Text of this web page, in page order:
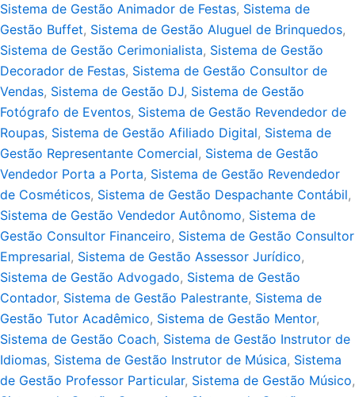
Sistema de Gestão Animador de Festas, Sistema de
Gestão Buffet, Sistema de Gestão Aluguel de Brinquedos,
Sistema de Gestão Cerimonialista, Sistema de Gestão
Decorador de Festas, Sistema de Gestão Consultor de
Vendas, Sistema de Gestão DJ, Sistema de Gestão
Fotógrafo de Eventos, Sistema de Gestão Revendedor de
Roupas, Sistema de Gestão Afiliado Digital, Sistema de
Gestão Representante Comercial, Sistema de Gestão
Vendedor Porta a Porta, Sistema de Gestão Revendedor
de Cosméticos, Sistema de Gestão Despachante Contábil,
Sistema de Gestão Vendedor Autônomo, Sistema de
Gestão Consultor Financeiro, Sistema de Gestão Consultor
Empresarial, Sistema de Gestão Assessor Jurídico,
Sistema de Gestão Advogado, Sistema de Gestão
Contador, Sistema de Gestão Palestrante, Sistema de
Gestão Tutor Acadêmico, Sistema de Gestão Mentor,
Sistema de Gestão Coach, Sistema de Gestão Instrutor de
Idiomas, Sistema de Gestão Instrutor de Música, Sistema
de Gestão Professor Particular, Sistema de Gestão Músico,